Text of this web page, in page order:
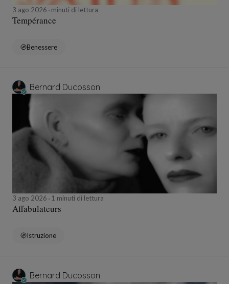
3 ago 2026 minuti di lettura
Tempérance
Benessere
Bernard Ducosson
3 ago 2026 1 minuti di lettura
Affabulateurs
Istruzione
Bernard Ducosson